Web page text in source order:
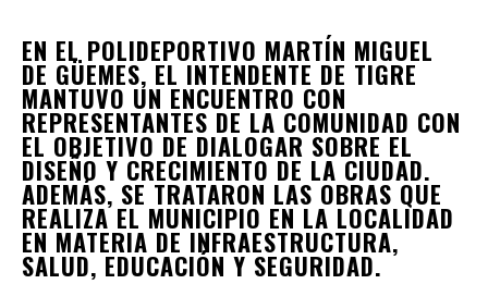
EN EL POLIDEPORTIVO MARTÍN MIGUEL
DE GÜEMES, EL INTENDENTE DE TIGRE
MANTUVO UN ENCUENTRO CON
REPRESENTANTES DE LA COMUNIDAD CON
EL OBJETIVO DE DIALOGAR SOBRE EL
DISEÑO Y CRECIMIENTO DE LA CIUDAD.
ADEMÁS, SE TRATARON LAS OBRAS QUE
REALIZA EL MUNICIPIO EN LA LOCALIDAD
EN MATERIA DE INFRAESTRUCTURA,
SALUD, EDUCACIÓN Y SEGURIDAD.